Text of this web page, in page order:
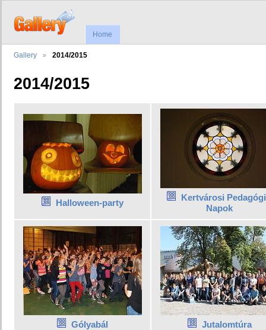
Home
Gallery 2014/2015
2014/2015
Halloween-party
Kertvárosi
Napok
Gólyabál Jutalomtúra